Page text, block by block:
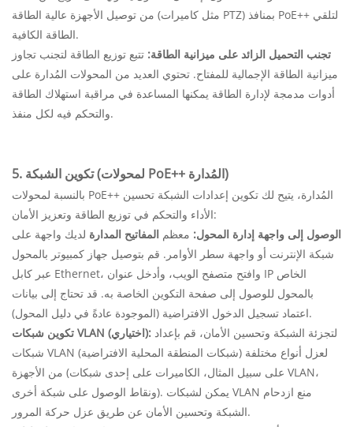
من توصيل الأجهزة عالية الطاقة (مثل كاميرات PTZ) بمنافذ PoE++ لتلقي
الطاقة الكافية.
تجنب التحميل الزائد على ميزانية الطاقة: تتبع توزيع الطاقة لتجنب تجاوز
ميزانية الطاقة الإجمالية للمفتاح. تحتوي العديد من المحولات المُدارة على
أدوات مدمجة لإدارة الطاقة يمكنها المساعدة في مراقبة استهلاك الطاقة
والتحكم فيه لكل منفذ.
5. تكوين الشبكة (لمحولات PoE++ المُدارة)
بالنسبة لمحولات PoE++ المُدارة، يتيح لك تكوين إعدادات الشبكة تحسين
الأداء والتحكم في توزيع الطاقة وتعزيز الأمان:
الوصول إلى واجهة إدارة المحول: معظم المفاتيح المدارة لديك واجهة على
شبكة الإنترنت أو واجهة سطر الأوامر. قم بتوصيل جهاز كمبيوتر بالمحول
عبر كابل Ethernet، وافتح متصفح الويب، وأدخل عنوان IP الخاص
بالمحول للوصول إلى صفحة التكوين الخاصة به. قد تحتاج إلى بيانات
اعتماد تسجيل الدخول الافتراضية (الموجودة عادةً في دليل المحول).
تكوين شبكات VLAN (اختياري):
شبكات VLAN (شبكات المنطقة المحلية الافتراضية) لعزل أنواع مختلفة
من الأجهزة (على سبيل المثال، الكاميرات على إحدى شبكات VLAN،
ونقاط الوصول على شبكة أخرى). يمكن لشبكات VLAN منع ازدحام
الشبكة وتحسين الأمان عن طريق عزل حركة المرور.